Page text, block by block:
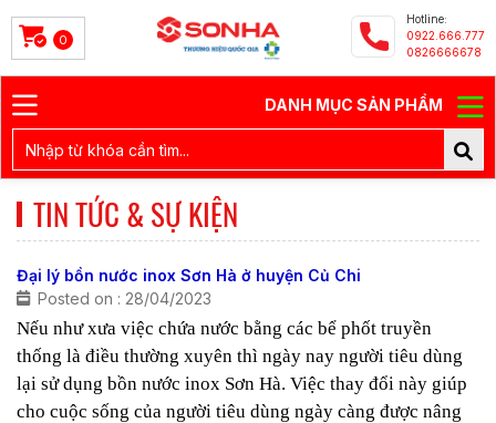
0
Hotline:
0922.666.777
0826666678
DANH MỤC SẢN PHẨM
TIN TỨC & SỰ KIỆN
Đại lý bồn nước inox Sơn Hà ở huyện Củ Chi
Posted on : 28/04/2023
Nếu như xưa việc chứa nước bằng các bể phốt truyền
thống là điều thường xuyên thì ngày nay người tiêu dùng
lại sử dụng bồn nước inox Sơn Hà. Việc thay đổi này giúp
cho cuộc sống của người tiêu dùng ngày càng được nâng